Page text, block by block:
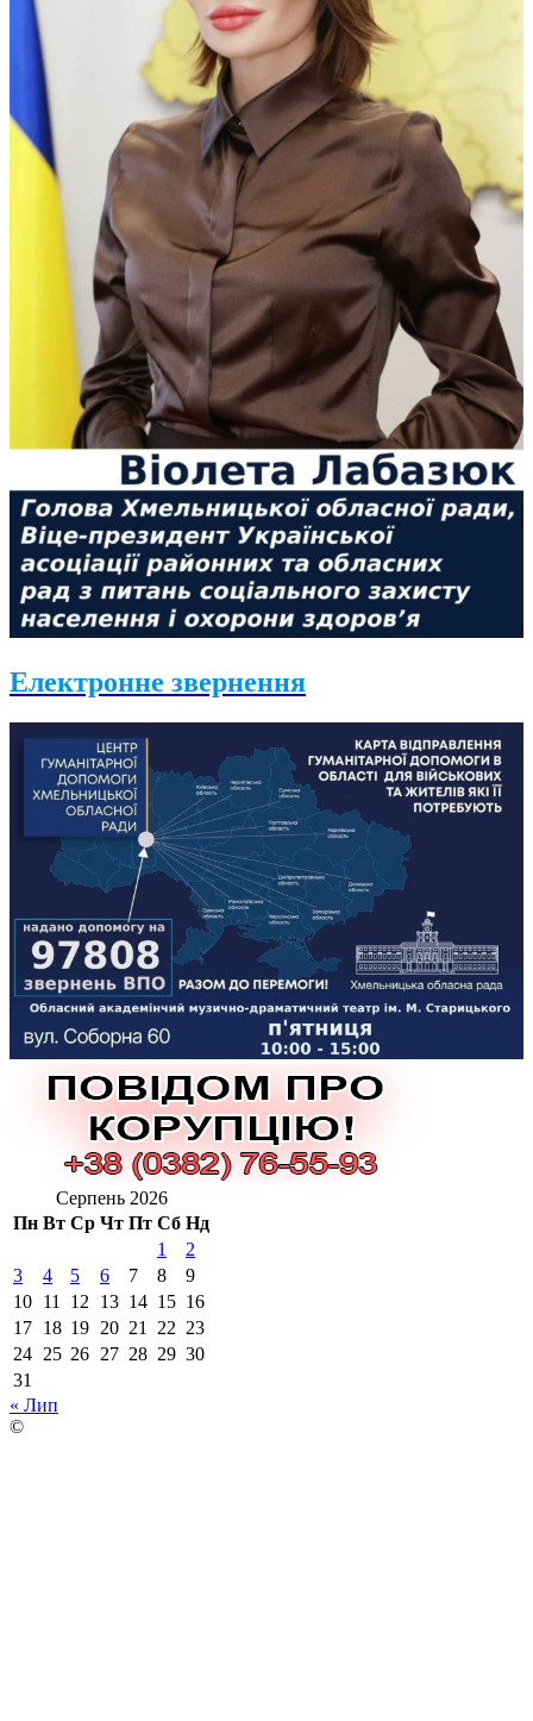
Електронне звернення
Серпень 2026
Пн Вт Ср Чт Пт Сб Нд
1
2
3
4 5 6 7 8
9
10 11 12 13 14 15 16
17 18 19 20 21 22 23
24 25 26 27 28 29 30
31
« Лип
©